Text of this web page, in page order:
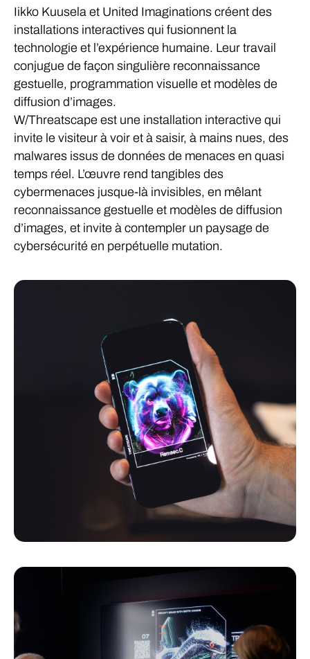
Iikko Kuusela et United Imaginations créent des
installations interactives qui fusionnent la
technologie et l’expérience humaine. Leur travail
conjugue de façon singulière reconnaissance
gestuelle, programmation visuelle et modèles de
diffusion d’images.
W/Threatscape est une installation interactive qui
invite le visiteur à voir et à saisir, à mains nues, des
malwares issus de données de menaces en quasi
temps réel. L’œuvre rend tangibles des
cybermenaces jusque-là invisibles, en mêlant
reconnaissance gestuelle et modèles de diffusion
d’images, et invite à contempler un paysage de
cybersécurité en perpétuelle mutation.